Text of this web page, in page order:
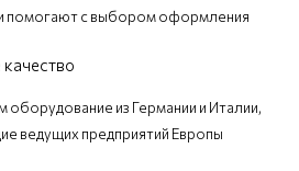
помогают с выбором оформления
оборудование из Германии и Италии,
ведущих предприятий Европы